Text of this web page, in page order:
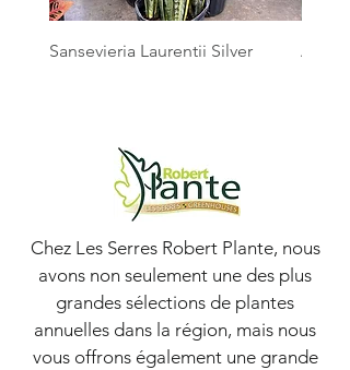
Sansevieria Laurentii Silver
Chez Les Serres Robert Plante, nous
avons non seulement une des plus
grandes sélections de plantes
annuelles dans la région, mais nous
vous offrons également une grande